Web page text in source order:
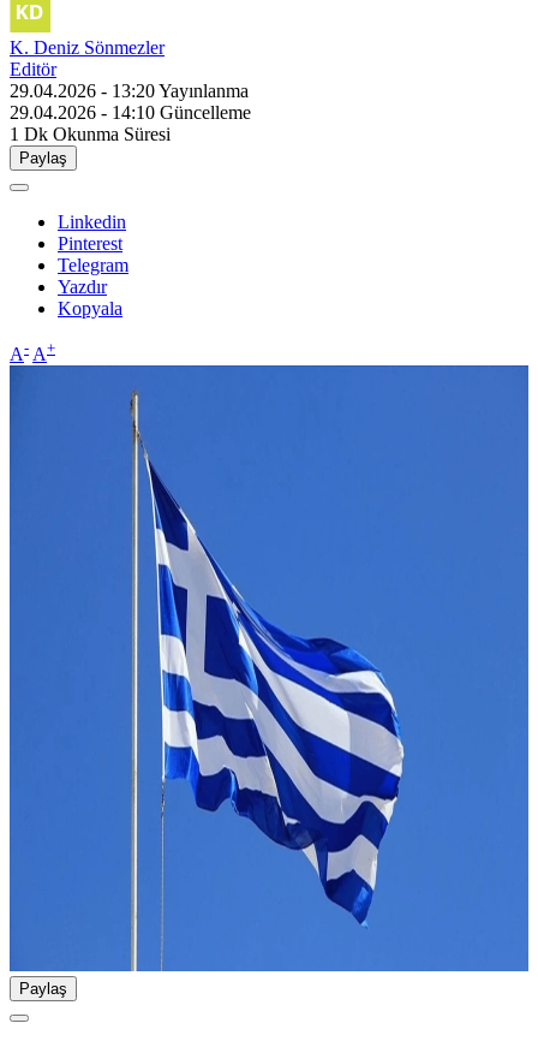
K. Deniz Sönmezler
Editör
29.04.2026 - 13:20Yayınlanma
29.04.2026 - 14:10 Güncelleme
1 Dk Okunma Süresi
Paylaş
Linkedin
Pinterest
Telegram
Yazdır
Kopyala
A- A+
Paylaş